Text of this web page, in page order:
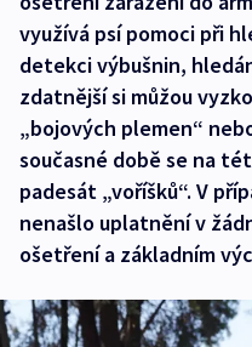
využívá psí pomoci při
detekci výbušnin,
zdatnější si můžou
„bojových plemen“
současné době se na
padesát „voříšků“. V
nenašlo uplatnění v
ošetření a základním